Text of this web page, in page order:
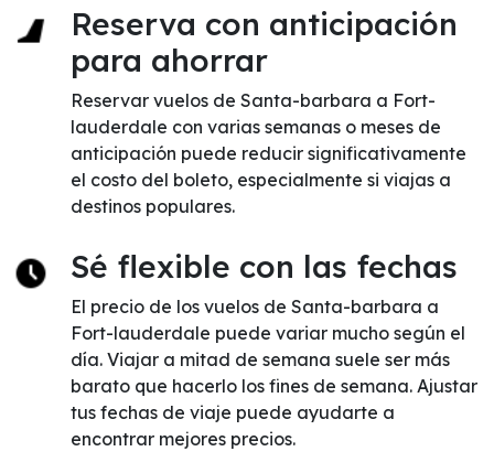
Reserva con anticipación
para ahorrar
Reservar vuelos de Santa-barbara a Fort-
lauderdale con varias semanas o meses de
anticipación puede reducir significativamente
el costo del boleto, especialmente si viajas a
destinos populares.
Sé flexible con las fechas
El precio de los vuelos de Santa-barbara a
Fort-lauderdale puede variar mucho según el
día. Viajar a mitad de semana suele ser más
barato que hacerlo los fines de semana. Ajustar
tus fechas de viaje puede ayudarte a
encontrar mejores precios.